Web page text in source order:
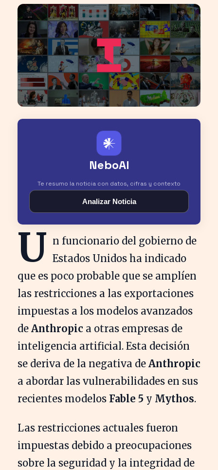
𒀭
NeboAI
Te resumo la noticia con datos, cifras y contexto
Analizar Noticia
U n funcionario del gobierno de
Estados Unidos ha indicado
que es poco probable que se amplíen
las restricciones a las exportaciones
impuestas a los modelos avanzados
de Anthropic a otras empresas de
inteligencia artificial. Esta decisión
se deriva de la negativa de Anthropic
a abordar las vulnerabilidades en sus
recientes modelos Fable 5 y Mythos.
Las restricciones actuales fueron
impuestas debido a preocupaciones
sobre la seguridad y la integridad de